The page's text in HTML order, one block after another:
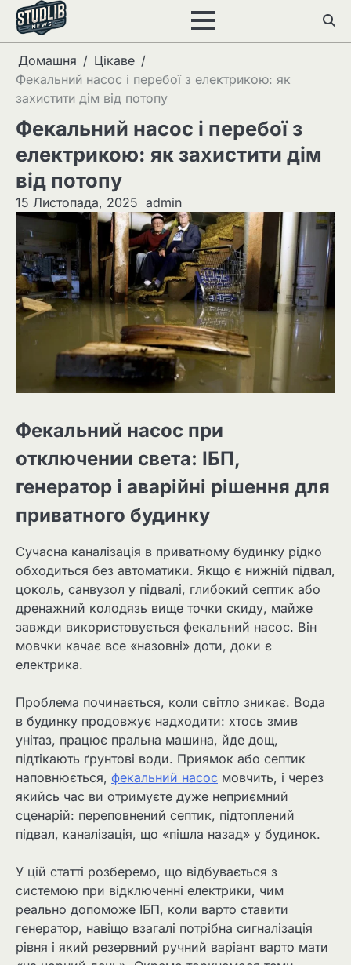
Перейти
вмісту
Домашня
Цікаве
Фекальний насос і перебої з електрикою: як
захистити дім від потопу
Фекальний насос і перебої з
електрикою: як захистити дім
від потопу
15 Листопада, 2025 admin
Фекальний насос при
отключении света: ІБП,
генератор і аварійні рішення для
приватного будинку
Сучасна каналізація в приватному будинку рідко
обходиться без автоматики. Якщо є нижній підвал,
цоколь, санвузол у підвалі, глибокий септик або
дренажний колодязь вище точки скиду, майже
завжди використовується фекальний насос. Він
мовчки качає все «назовні» доти, доки є
електрика.
Проблема починається, коли світло зникає. Вода
в будинку продовжує надходити: хтось змив
унітаз, працює пральна машина, йде дощ,
підтікають ґрунтові води. Приямок або септик
наповнюється, фекальний насос мовчить, і через
якийсь час ви отримуєте дуже неприємний
сценарій: переповнений септик, підтоплений
підвал, каналізація, що «пішла назад» у будинок.
У цій статті розберемо, що відбувається з
системою при відключенні електрики, чим
реально допоможе ІБП, коли варто ставити
генератор, навіщо взагалі потрібна сигналізація
рівня і який резервний ручний варіант варто мати